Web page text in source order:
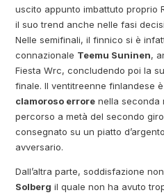
uscito appunto imbattuto proprio
il suo trend anche nelle fasi
Nelle semifinali, il finnico si è
connazionale Teemu Suninen,
Fiesta Wrc, concludendo poi la
finale. Il ventitreenne finlandese
clamoroso errore nella seconda
percorso a metà del secondo
consegnato su un piatto
avversario.
Dall’altra parte, soddisfazione
Solberg il quale non ha avuto